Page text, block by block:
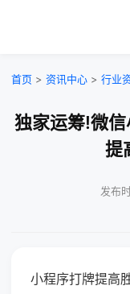
首页 > 资讯中心 > 行业
独家运筹!微信
提
发布
小程序打牌提高